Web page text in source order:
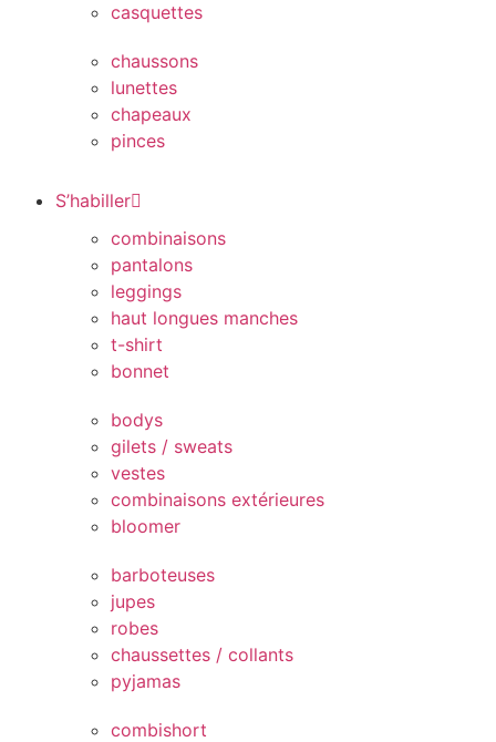
casquettes
chaussons
lunettes
chapeaux
pinces
S’habiller
combinaisons
pantalons
leggings
haut longues manches
t-shirt
bonnet
bodys
gilets / sweats
vestes
combinaisons extérieures
bloomer
barboteuses
jupes
robes
chaussettes / collants
pyjamas
combishort